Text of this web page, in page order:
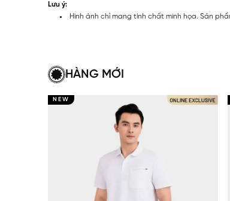
Lưu ý:
Hình ảnh chỉ mang tính chất minh họa. Sản
HÀNG MỚI
NEW